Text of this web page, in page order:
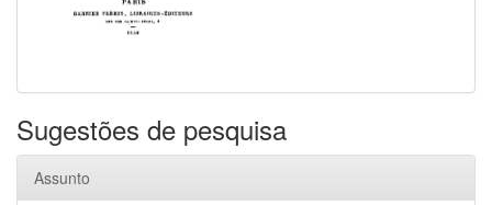
Sugestões de pesquisa
Assunto